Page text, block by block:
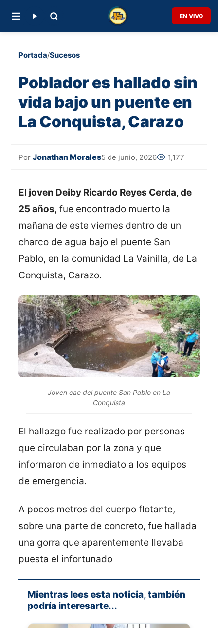
EN VIVO
Portada/Sucesos
Poblador es hallado sin
vida bajo un puente en
La Conquista, Carazo
Por Jonathan Morales5 de junio, 2026 1,177
El joven Deiby Ricardo Reyes Cerda, de
25 años, fue encontrado muerto la
mañana de este viernes dentro de un
charco de agua bajo el puente San
Pablo, en la comunidad La Vainilla, de La
Conquista, Carazo.
Joven cae del puente San Pablo en La
Conquista
El hallazgo fue realizado por personas
que circulaban por la zona y que
informaron de inmediato a los equipos
de emergencia.
A pocos metros del cuerpo flotante,
sobre una parte de concreto, fue hallada
una gorra que aparentemente llevaba
puesta el infortunado
Mientras lees esta noticia, también
podría interesarte...